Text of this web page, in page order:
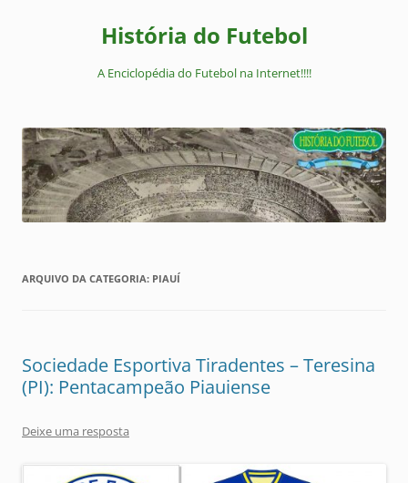
História do Futebol
A Enciclopédia do Futebol na Internet!!!!
ARQUIVO DA CATEGORIA: PIAUÍ
Sociedade Esportiva Tiradentes – Teresina
(PI): Pentacampeão Piauiense
Deixe uma resposta